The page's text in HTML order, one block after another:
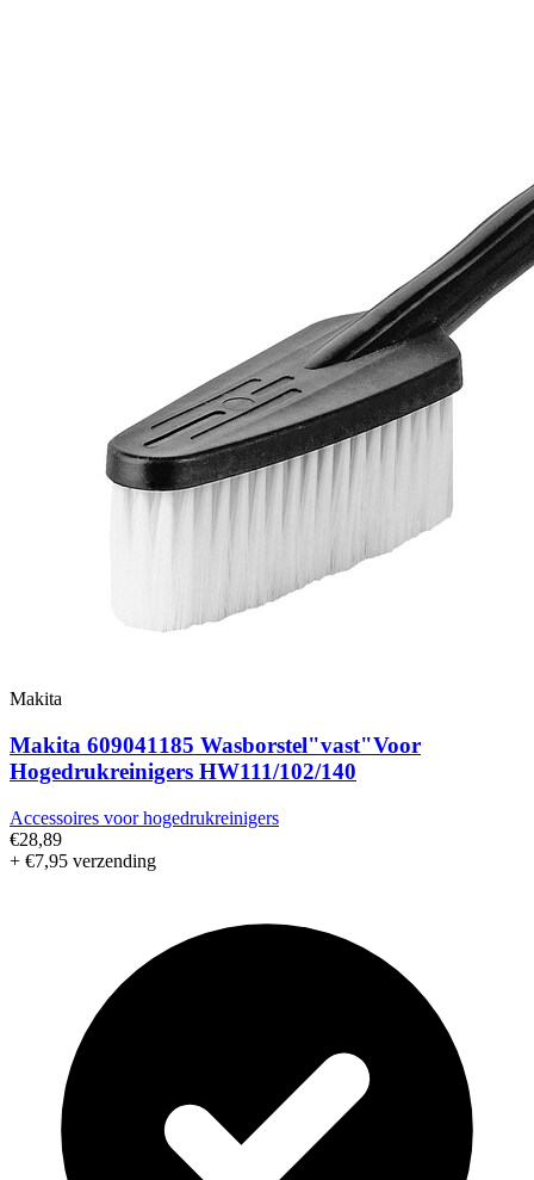
Makita
Makita 609041185 Wasborstel"vast"Voor
Hogedrukreinigers HW111/102/140
Accessoires voor hogedrukreinigers
€28,89
+ €7,95 verzending